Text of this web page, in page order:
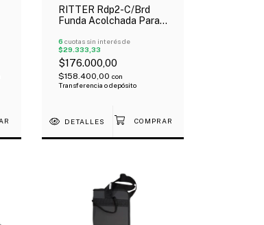
RITTER Rdp2-C/Brd
Funda Acolchada Para
6 cuotas sin interés de
$29.333,33
$176.000,00
$158.400,00 con
Transferencia o depósito
DETALLES